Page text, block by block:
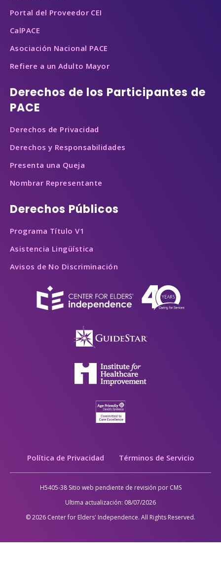
Portal del Proveedor CEI
CalPACE
Asociación Nacional PACE
Refiere a un Adulto Mayor
Derechos de los Participantes de
PACE
Derechos de Privacidad
Derechos y Responsabilidades
Presenta una Queja
Nombrar Representante
Derechos Públicos
Programa Título V1
Asistencia Lingüística
Avisos de No Discriminación
Legal
Política de Privacidad Términos de Servicio
H5405-38 Sitio web pendiente de revisión por CMS
Ultima actualización: 08/07/2026
© 2026 Center for Elders' Independence. All Rights Reserved.